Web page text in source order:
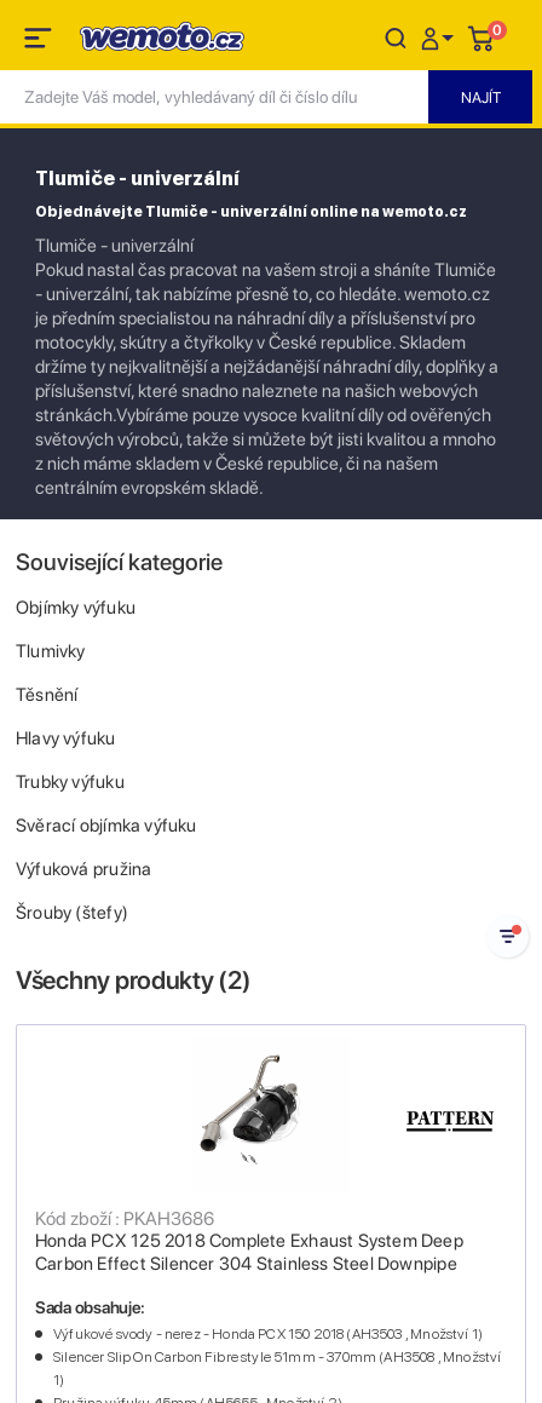
0
Tlumiče - univerzální
Objednávejte Tlumiče - univerzální online na wemoto.cz
Tlumiče - univerzální
Pokud nastal čas pracovat na vašem stroji a sháníte Tlumiče
- univerzální, tak nabízíme přesně to, co hledáte. wemoto.cz
je předním specialistou na náhradní díly a příslušenství pro
motocykly, skútry a čtyřkolky v České republice. Skladem
držíme ty nejkvalitnější a nejžádanější náhradní díly, doplňky a
příslušenství, které snadno naleznete na našich webových
stránkách.Vybíráme pouze vysoce kvalitní díly od ověřených
světových výrobců, takže si můžete být jisti kvalitou a mnoho
z nich máme skladem v České republice, či na našem
centrálním evropském skladě.
Související kategorie
Objímky výfuku
Tlumivky
Těsnění
Hlavy výfuku
Trubky výfuku
Svěrací objímka výfuku
Výfuková pružina
Šrouby (štefy)
Všechny produkty (2)
Honda PCX 125 2018 Complete Exhaust System Deep
Carbon Effect Silencer 304 Stainless Steel Downpipe
Kód zboží : PKAH3686
Sada obsahuje:
Výfukové svody - nerez - Honda PCX 150 2018 (AH3503 , Množství 1)
Silencer Slip On Carbon Fibre style 51mm - 370mm (AH3508 , Množství
1)